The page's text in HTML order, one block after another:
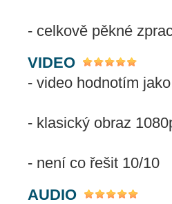
- celkově pěkné
VIDEO
- video hodnotím
- klasický obraz
- není co řešit 10/10
AUDIO